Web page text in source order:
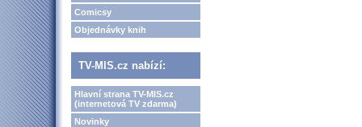
Comicsy
Objednávky knih
TV-MIS.cz nabízí:
Hlavní strana TV-MIS.cz
(internetová TV zdarma)
Novinky